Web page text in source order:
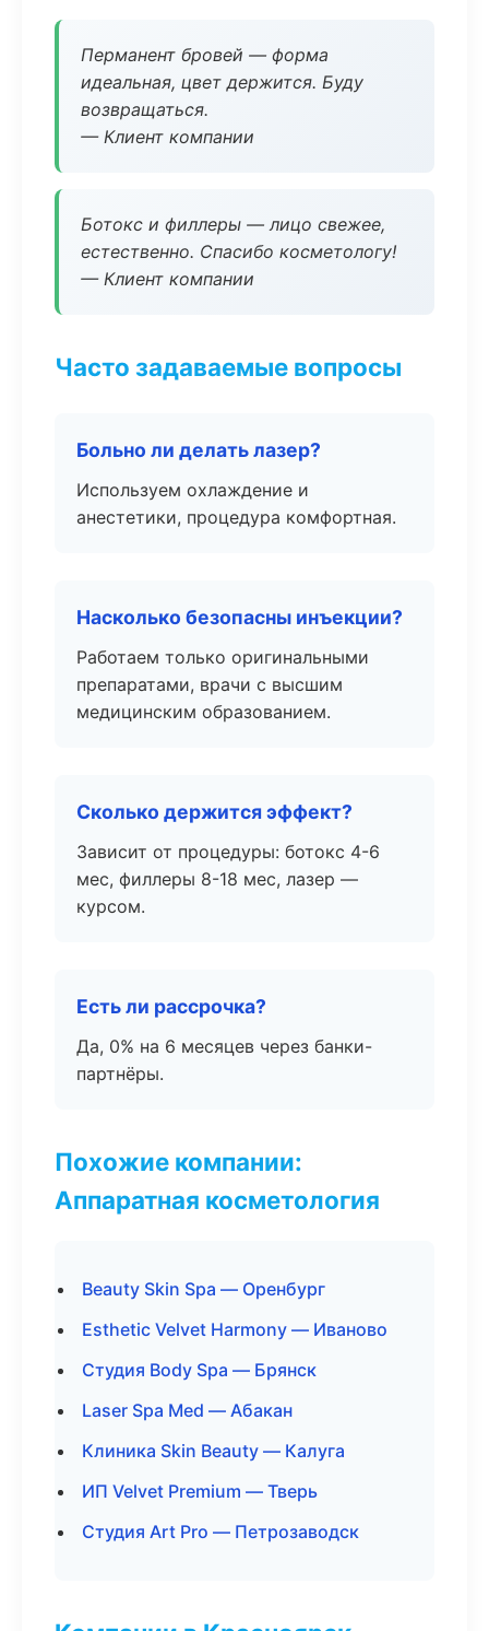
Перманент бровей — форма
идеальная, цвет держится. Буду
возвращаться.
— Клиент компании
Ботокс и филлеры — лицо свежее,
естественно. Спасибо косметологу!
— Клиент компании
Часто задаваемые вопросы
Больно ли делать лазер?
Используем охлаждение и
анестетики, процедура комфортная.
Насколько безопасны инъекции?
Работаем только оригинальными
препаратами, врачи с высшим
медицинским образованием.
Сколько держится эффект?
Зависит от процедуры: ботокс 4-6
мес, филлеры 8-18 мес, лазер —
курсом.
Есть ли рассрочка?
Да, 0% на 6 месяцев через банки-
партнёры.
Похожие компании:
Аппаратная косметология
Beauty Skin Spa — Оренбург
Esthetic Velvet Harmony — Иваново
Студия Body Spa — Брянск
Laser Spa Med — Абакан
Клиника Skin Beauty — Калуга
ИП Velvet Premium — Тверь
Студия Art Pro — Петрозаводск